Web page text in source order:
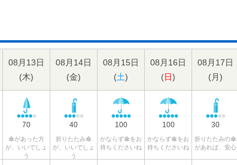
08月13日
(木)
08月14日
(金)
08月15日
(土)
08月16日
(日)
08月17日
(月)
70
傘があった方
が、いいでしょ
う
40
折りたたみ傘
が、いいでしょ
う
100
かならず傘をお
持ちくださいね
100
かならず傘をお
持ちくださいね
30
折りたたみの傘
があれば、安心